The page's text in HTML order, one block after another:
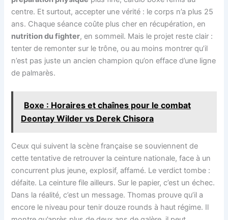
centre. Et surtout, accepter une vérité : le corps n’a plus 25
ans. Chaque séance coûte plus cher en récupération, en
nutrition du fighter, en sommeil. Mais le projet reste clair :
tenter de remonter sur le trône, ou au moins montrer qu’il
n’est pas juste un ancien champion qu’on efface d’une ligne
de palmarès.
Boxe : Horaires et chaînes pour le combat
Deontay Wilder vs Derek Chisora
Ceux qui suivent la scène française se souviennent de
cette tentative de retrouver la ceinture nationale, face à un
concurrent plus jeune, explosif, affamé. Le verdict tombe :
défaite. La ceinture file ailleurs. Sur le papier, c’est un échec.
Dans la réalité, c’est un message. Thomas prouve qu’il a
encore le niveau pour tenir douze rounds à haut régime. Il